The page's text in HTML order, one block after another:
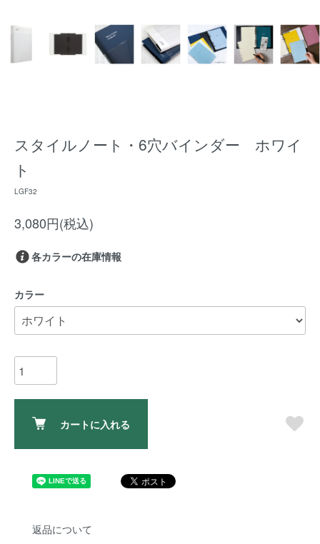
スタイルノート・6穴バインダー ホワイ
ト
LGF32
3,080円(税込)
各カラーの在庫情報
カラー
カートに入れる
返品について